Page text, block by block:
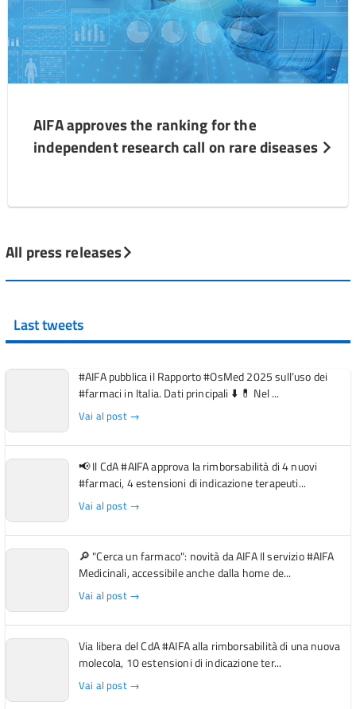
AIFA approves the ranking for the
independent research call on rare diseases
All press releases
Last tweets
#AIFA pubblica il Rapporto #OsMed 2025 sull’uso dei
#farmaci in Italia. Dati principali ⬇️ 💊 Nel ...
Vai al post →
📢 Il CdA #AIFA approva la rimborsabilità di 4 nuovi
#farmaci, 4 estensioni di indicazione terapeuti...
Vai al post →
🔎 "Cerca un farmaco": novità da AIFA Il servizio #AIFA
Medicinali, accessibile anche dalla home de...
Vai al post →
Via libera del CdA #AIFA alla rimborsabilità di una nuova
molecola, 10 estensioni di indicazione ter...
Vai al post →